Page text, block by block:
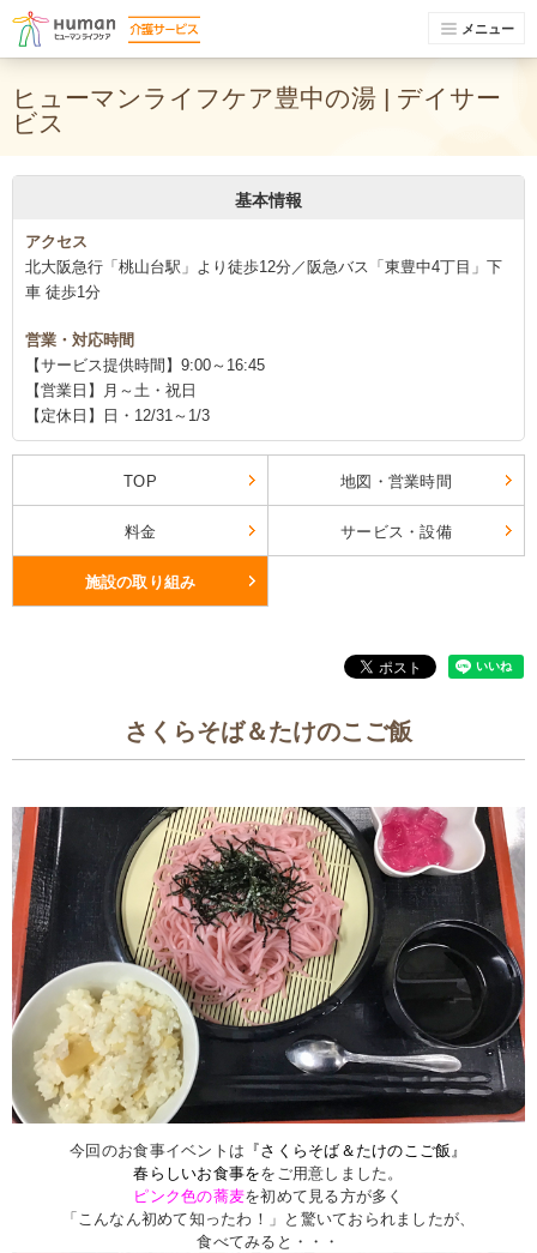
メニュー
ヒューマンライフケア豊中の湯 | デイサー
ビス
基本情報
アクセス
北大阪急行「桃山台駅」より徒歩12分／阪急バス「東豊中4丁目」下
車 徒歩1分
営業・対応時間
【サービス提供時間】9:00～16:45
【営業日】月～土・祝日
【定休日】日・12/31～1/3
TOP 地図・営業時間
料金 サービス・設備
施設の取り組み
さくらそば＆たけのこご飯
今回のお食事イベントは 『さくらそば＆たけのこご飯』
春らしいお食事ををご用意しました。
ピンク色の蕎麦を初めて見る方が多く
「こんなん初めて知ったわ！」と驚いておられましたが、
食べてみると・・・